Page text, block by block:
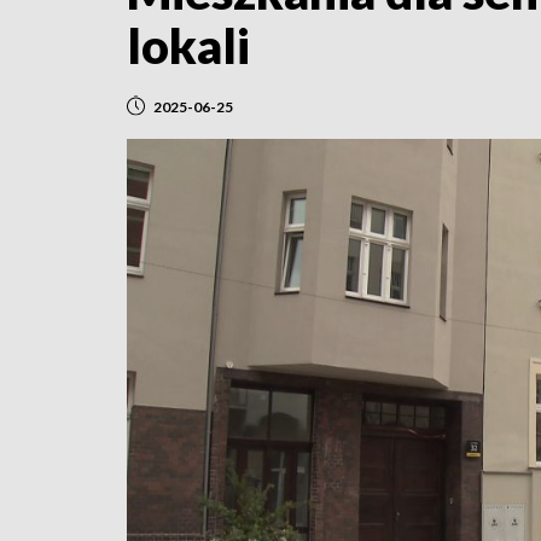
lokali
2025-06-25